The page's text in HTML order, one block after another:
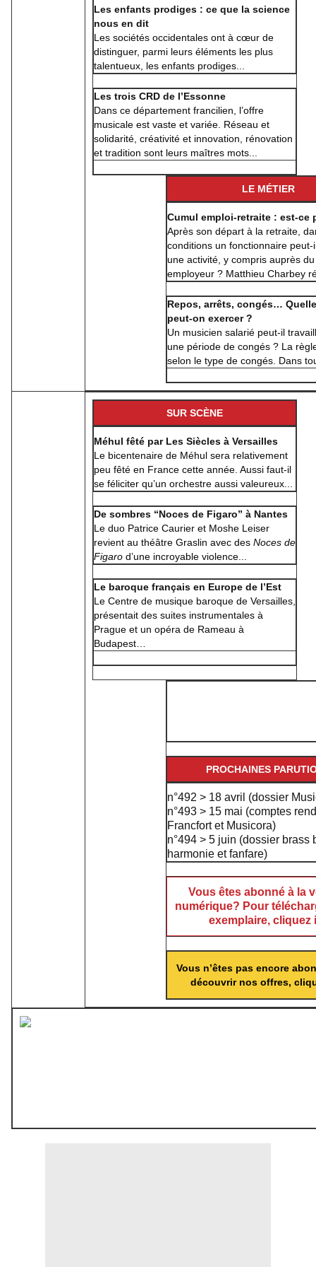
Les enfants prodiges : ce que la science
nous en dit
Les sociétés occidentales ont à cœur de
distinguer, parmi leurs éléments les plus
talentueux, les enfants prodiges...
Les trois CRD de l’Essonne
Dans ce département francilien, l’offre
musicale est vaste et variée. Réseau et
solidarité, créativité et innovation, rénovation
et tradition sont leurs maîtres mots...
LE MÉTIER
Cumul emploi-retraite : est-ce
Après son départ à la retraite,
conditions un fonctionnaire
une activité, y compris auprès
employeur ? Matthieu Charbey
Repos, arrêts, congés…
peut-on exercer ?
Un musicien salarié peut-il
une période de congés ? La
selon le type de congés. Dans
SUR SCÈNE
Méhul fêté par Les Siècles à Versailles
Le bicentenaire de Méhul sera relativement
peu fêté en France cette année. Aussi faut-il
se féliciter qu’un orchestre aussi valeureux...
De sombres “Noces de Figaro” à Nantes
Le duo Patrice Caurier et Moshe Leiser
revient au théâtre Graslin avec des Noces de
Figaro d’une incroyable violence...
Le baroque français en Europe de l’Est
Le Centre de musique baroque de Versailles,
présentait des suites instrumentales à
Prague et un opéra de Rameau à
Budapest…
PROCHAINES
n°492 > 18 avril (dossier
n°493 > 15 mai (comptes
Francfort et Musicora)
n°494 > 5 juin (dossier brass
harmonie et fanfare)
Vous êtes abonné à la
numérique? Pour
exemplaire, cliquez
Vous n’êtes pas encore
découvrir nos offres,